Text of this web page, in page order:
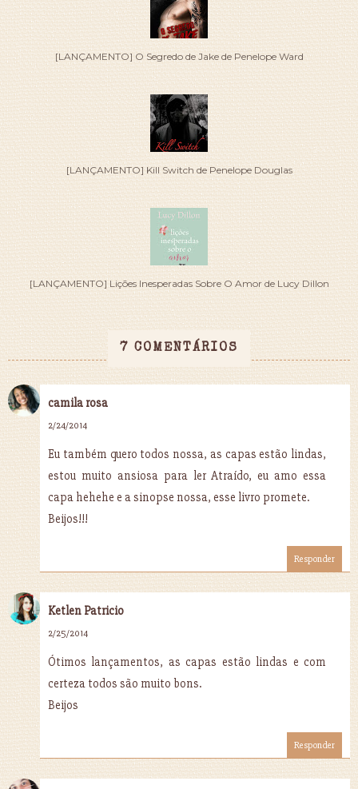
[LANÇAMENTO] O Segredo de Jake de Penelope Ward
[LANÇAMENTO] Kill Switch de Penelope Douglas
[LANÇAMENTO] Lições Inesperadas Sobre O Amor de Lucy Dillon
7 COMENTÁRIOS
camila rosa
2/24/2014
Eu também quero todos nossa, as capas estão lindas,
estou muito ansiosa para ler Atraído, eu amo essa
capa hehehe e a sinopse nossa, esse livro promete.
Beijos!!!
Responder
Ketlen Patricio
2/25/2014
Ótimos lançamentos, as capas estão lindas e com
certeza todos são muito bons.
Beijos
Responder